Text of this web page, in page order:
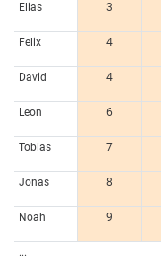
Elias
3
Felix
4
David
4
Leon
6
Tobias
7
Jonas
8
Noah
9
...